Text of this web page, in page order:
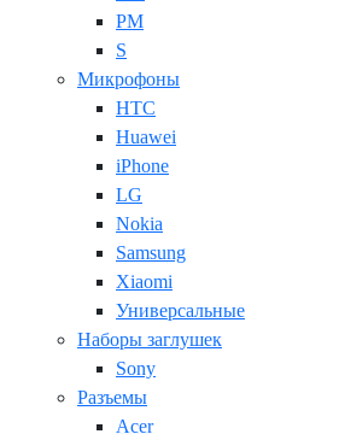
PM
S
Микрофоны
HTC
Huawei
iPhone
LG
Nokia
Samsung
Xiaomi
Универсальные
Наборы заглушек
Sony
Разъемы
Acer